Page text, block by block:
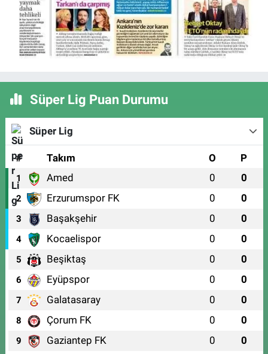
Süper Lig Puan Durumu
Süper Lig
# Takım O P
1 Amed 0 0
2 Erzurumspor FK 0 0
3 Başakşehir 0 0
4 Kocaelispor 0 0
5 Beşiktaş 0 0
6 Eyüpspor 0 0
7 Galatasaray 0 0
8 Çorum FK 0 0
9 Gaziantep FK 0 0